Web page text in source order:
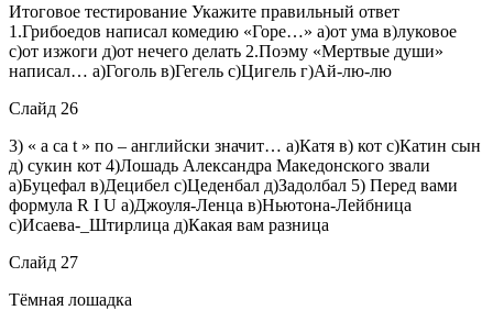
Итоговое тестирование Укажите правильный ответ
1.Грибоедов написал комедию «Горе…» а)от ума в)луковое
с)от изжоги д)от нечего делать 2.Поэму «Мертвые души»
написал… а)Гоголь в)Гегель с)Цигель г)Ай-лю-лю
Слайд 26
3) « а са t » по – английски значит… а)Катя в) кот с)Катин сын
д) сукин кот 4)Лошадь Александра Македонского звали
а)Буцефал в)Децибел с)Цеденбал д)Задолбал 5) Перед вами
формула R I U а)Джоуля-Ленца в)Ньютона-Лейбница
с)Исаева-_Штирлица д)Какая вам разница
Слайд 27
Тёмная лошадка